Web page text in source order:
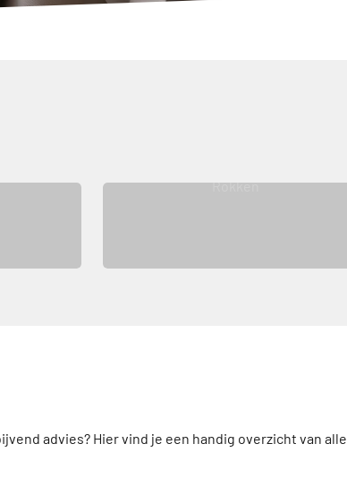
Rokken
advies? Hier vind je een handig overzicht van alle